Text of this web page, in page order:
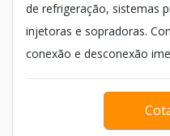
de refrigeração, sistemas
injetoras e sopradoras.
conexão e desconexão
um circuito, ou seja, sem
utilizado o engate rápido